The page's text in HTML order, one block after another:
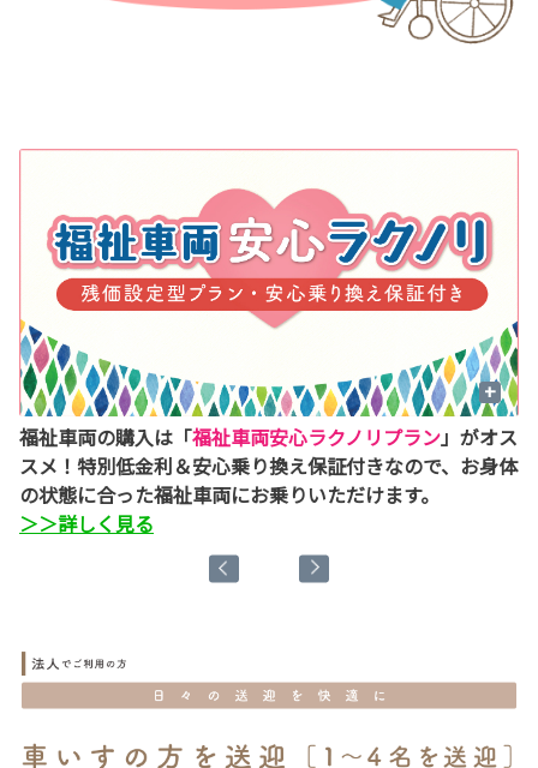
+
福祉車両の購入は「福祉車両安心ラクノリプラン」がオス
スメ！特別低金利＆安心乗り換え保証付きなので、お身体
の状態に合った福祉車両にお乗りいただけます。
＞＞詳しく見る